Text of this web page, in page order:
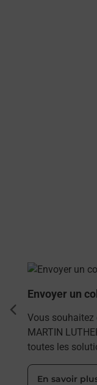
En savoir plus
Envoyer un
Vous souhaitez
MARTIN
toutes les
En savoir